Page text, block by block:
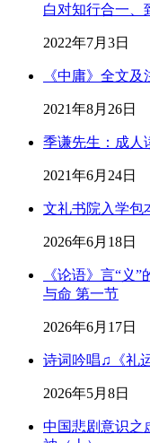
白对知行合一
2022年7月3日
《中庸》全文及
2021年8月26日
季谦先生：成人
2021年6月24日
文礼书院入学包
2026年6月18日
《论语》言“义
与命 第一节
2026年6月17日
诗词吟唱♫《礼
2026年5月8日
中国悲剧意识之